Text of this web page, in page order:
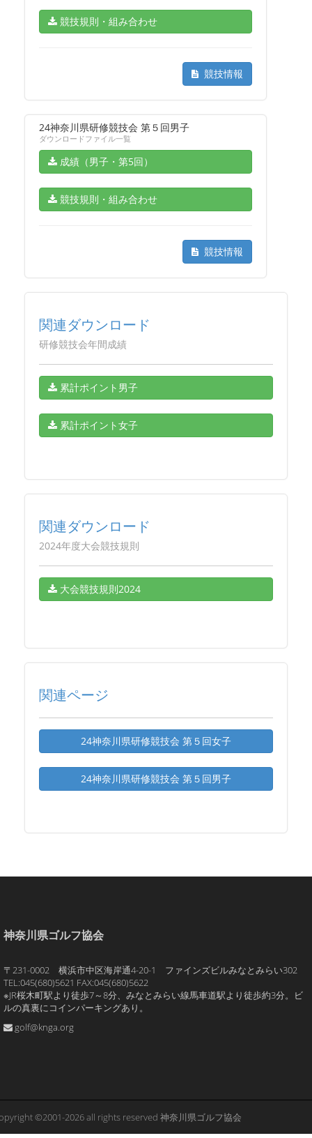
競技規則・組み合わせ
競技情報
24神奈川県研修競技会 第５回男子
ダウンロードファイル一覧
成績（男子・第5回）
競技規則・組み合わせ
競技情報
関連ダウンロード
研修競技会年間成績
累計ポイント男子
累計ポイント女子
関連ダウンロード
2024年度大会競技規則
大会競技規則2024
関連ページ
24神奈川県研修競技会 第５回女子
24神奈川県研修競技会 第５回男子
神奈川県ゴルフ協会
〒231-0002 横浜市中区海岸通4-20-1 ファインズビルみなとみらい302
TEL:045(680)5621 FAX:045(680)5622
※JR桜木町駅より徒歩7～8分、みなとみらい線馬車道駅より徒歩約3分。ビ
ルの真裏にコインパーキングあり。
golf@knga.org
©2001-2026 all rights reserved 神奈川県ゴルフ協会